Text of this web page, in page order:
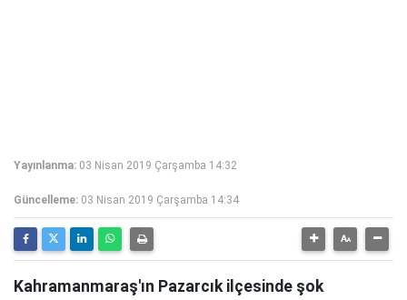
Yayınlanma: 03 Nisan 2019 Çarşamba 14:32
Güncelleme: 03 Nisan 2019 Çarşamba 14:34
Kahramanmaraş'ın Pazarcık ilçesinde şok